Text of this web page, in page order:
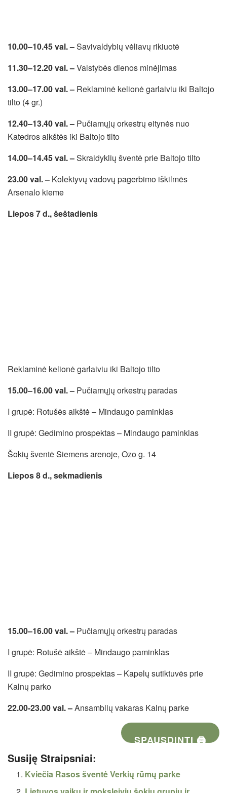
10.00–10.45 val. –Savivaldybių vėliavų rikiuotė
11.30–12.20 val. –Valstybės dienos minėjimas
13.00–17.00 val. – Reklaminė kelionė garlaiviu iki Baltojo
tilto (4 gr.)
12.40–13.40 val. – Pučiamųjų orkestrų eitynės nuo
Katedros aikštės iki Baltojo tilto
14.00–14.45 val. –Skraidyklių šventė prie Baltojo tilto
23.00 val. – Kolektyvų vadovų pagerbimo iškilmės
Arsenalo kieme
Liepos 7 d., šeštadienis
Reklaminė kelionė garlaiviu iki Baltojo tilto
15.00–16.00 val. – Pučiamųjų orkestrų paradas
I grupė: Rotušės aikštė – Mindaugo paminklas
II grupė: Gedimino prospektas – Mindaugo paminklas
Šokių šventė Siemens arenoje, Ozo g. 14
Liepos 8 d., sekmadienis
15.00–16.00 val. – Pučiamųjų orkestrų paradas
I grupė: Rotušė aikštė – Mindaugo paminklas
II grupė: Gedimino prospektas – Kapelų sutiktuvės prie
Kalnų parko
22.00-23.00 val. –Ansamblių vakaras Kalnų parke
SPAUSDINTI 🖨
Susiję Straipsniai:
Kviečia Rasos šventė Verkių rūmų parke